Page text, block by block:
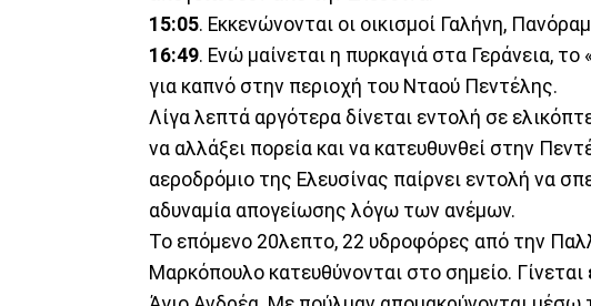
15:05. Εκκενώνονται οι οικισμοί Γαλήνη,
16:49. Ενώ μαίνεται η πυρκαγιά στα Γεράνεια,
για καπνό στην περιοχή του Νταού Πεντέλης.
Λίγα λεπτά αργότερα δίνεται εντολή σε
να αλλάξει πορεία και να κατευθυνθεί στην
αεροδρόμιο της Ελευσίνας παίρνει εντολή να
αδυναμία απογείωσης λόγω των ανέμων.
Το επόμενο 20λεπτο, 22 υδροφόρες από την
Μαρκόπουλο κατευθύνονται στο σημείο. Γίνεται